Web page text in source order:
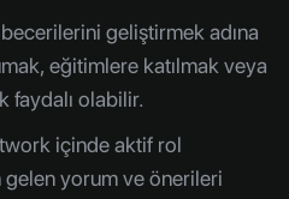
geliştirmek adına
eğitimlere katılmak veya
faydalı olabilir.
içinde aktif rol
yorum ve önerileri